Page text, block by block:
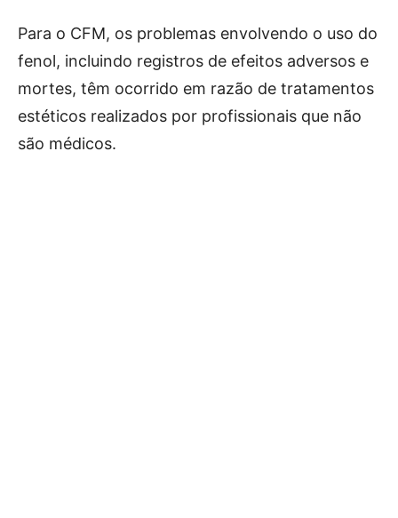
Para o CFM, os problemas envolvendo o uso do
fenol, incluindo registros de efeitos adversos e
mortes, têm ocorrido em razão de tratamentos
estéticos realizados por profissionais que não
são médicos.